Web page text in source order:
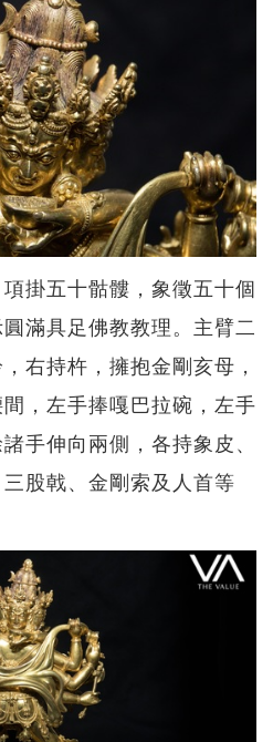
掛五十骷髏，象徵五十個
滿具足佛教教理。主臂二
右持杵，擁抱金剛亥母，
，左手捧嘎巴拉碗，左手
手伸向兩側，各持象皮、
股戟、金剛索及人首等